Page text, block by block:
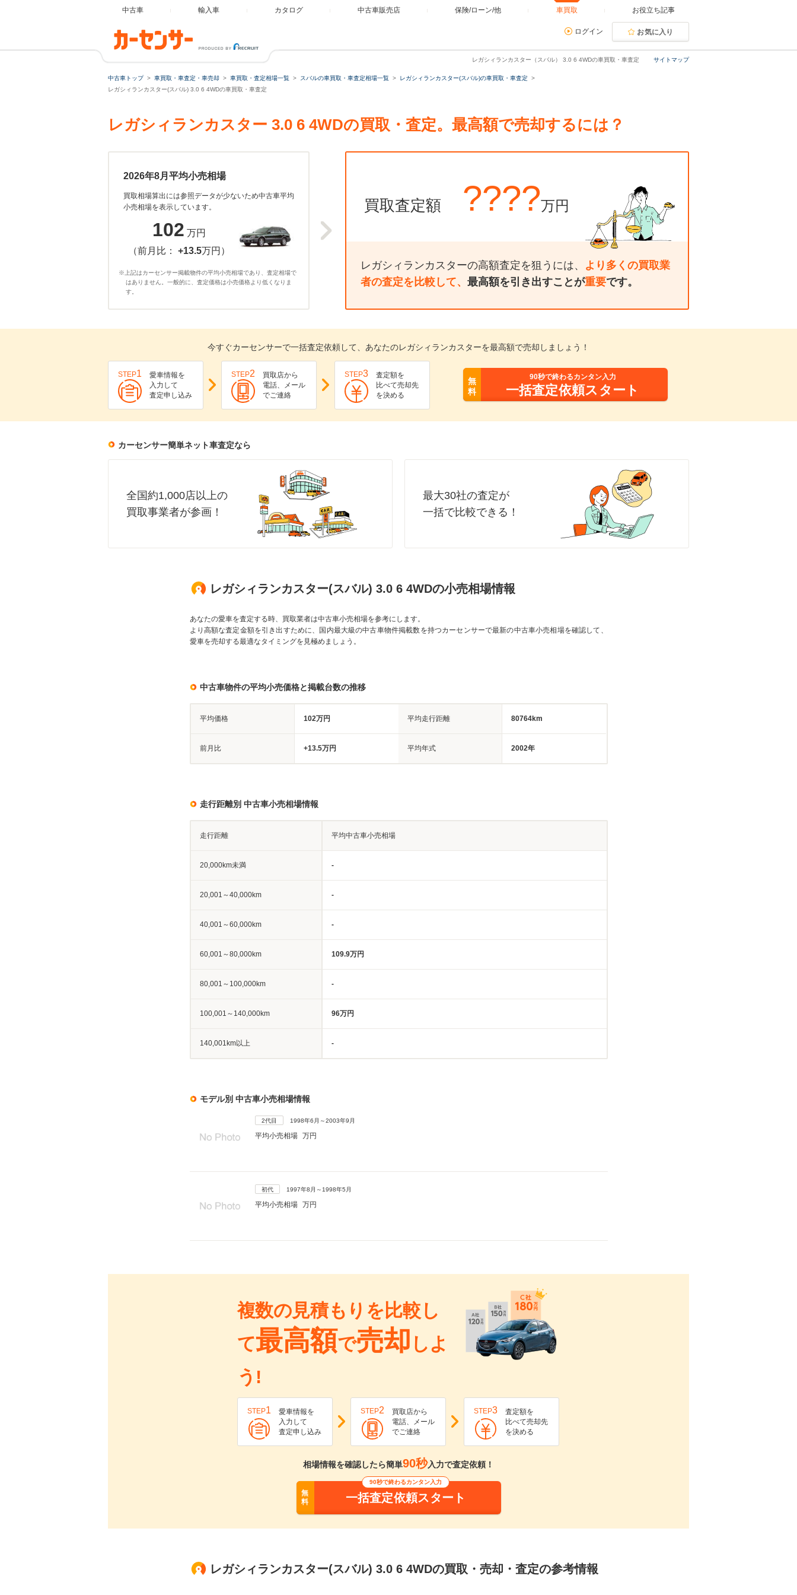
中古車 輸入車 カタログ 中古車販売店 保険/ローン/他 車買取 お役立ち記事
ログイン お気に入り
サイトマップ
レガシィランカスター（スバル） 3.0 6 4WDの車買取・車査定
中古車トップ 車買取・車査定・車売却 車買取・査定相場一覧 スバルの車買取・車査定相場一覧
レガシィランカスター(スバル)の車買取・車査定
レガシィランカスター(スバル) 3.0 6 4WDの車買取・車査定
レガシィランカスター 3.0 6 4WDの買取・査定。最高額で売却するには？
2026年8月平均小売相場
買取相場算出には参照データが少ないため中古車平均
小売相場を表示しています。
102 万円
（前月比： +13.5万円）
※上記はカーセンサー掲載物件の平均小売相場であり、査定相場で
はありません。一般的に、査定価格は小売価格より低くなりま
す。
買取査定額 ????万円
レガシィランカスターの高額査定を狙うには、 より多くの買取業
者の査定を比較して、 最高額を引き出すことが重要です。
今すぐカーセンサーで一括査定依頼して、あなたのレガシィランカスターを最高額で売却しましょう！
STEP1
愛車情報を
入力して
査定申し込み
STEP2
買取店から
電話、メール
でご連絡
STEP3
査定額を
比べて売却先
を決める
無
料
90秒で終わるカンタン入力
一括査定依頼スタート
カーセンサー簡単ネット車査定なら
全国約1,000店以上の
買取事業者が参画！
最大30社の査定が
一括で比較できる！
レガシィランカスター(スバル) 3.0 6 4WDの小売相場情報
あなたの愛車を査定する時、買取業者は中古車小売相場を参考にします。
より高額な査定金額を引き出すために、国内最大級の中古車物件掲載数を持つカーセンサーで最新の中古車小売相場を確認して、
愛車を売却する最適なタイミングを見極めましょう。
中古車物件の平均小売価格と掲載台数の推移
平均価格 102万円 平均走行距離 80764km
前月比 +13.5万円 平均年式 2002年
走行距離別 中古車小売相場情報
走行距離 平均中古車小売相場
20,000km未満 -
20,001～40,000km -
40,001～60,000km -
60,001～80,000km 109.9万円
80,001～100,000km -
100,001～140,000km 96万円
140,001km以上 -
モデル別 中古車小売相場情報
2代目 1998年6月～2003年9月
平均小売相場 万円
初代 1997年8月～1998年5月
平均小売相場 万円
複数の見積もりを比較し
て最高額で売却 しよ
う!
STEP1
愛車情報を
入力して
査定申し込み
STEP2
買取店から
電話、メール
でご連絡
STEP3
査定額を
比べて売却先
を決める
相場情報を確認したら簡単90秒入力で査定依頼！
無
料
90秒で終わるカンタン入力
一括査定依頼スタート
レガシィランカスター(スバル) 3.0 6 4WDの買取・売却・査定の参考情報